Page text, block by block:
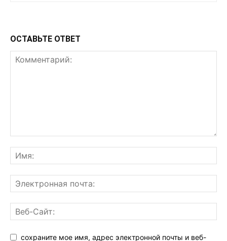
ОСТАВЬТЕ ОТВЕТ
сохраните мое имя, адрес электронной почты и веб-